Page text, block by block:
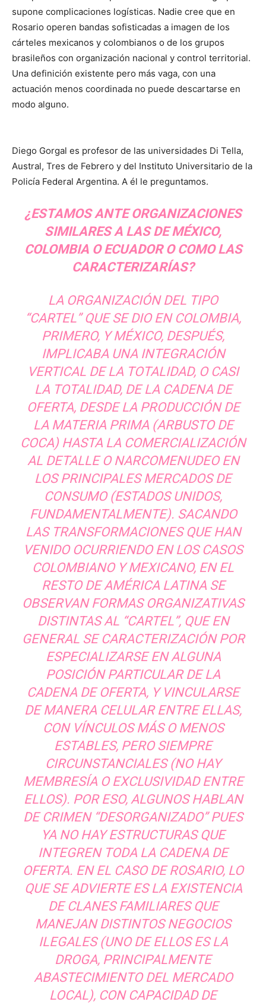
supone complicaciones logísticas. Nadie cree que en
Rosario operen bandas sofisticadas a imagen de los
cárteles mexicanos y colombianos o de los grupos
brasileños con organización nacional y control territorial.
Una definición existente pero más vaga, con una
actuación menos coordinada no puede descartarse en
modo alguno.
Diego Gorgal es profesor de las universidades Di Tella,
Austral, Tres de Febrero y del Instituto Universitario de la
Policía Federal Argentina. A él le preguntamos.
¿ESTAMOS ANTE ORGANIZACIONES
SIMILARES A LAS DE MÉXICO,
COLOMBIA O ECUADOR O COMO LAS
CARACTERIZARÍAS?
LA ORGANIZACIÓN DEL TIPO
“CARTEL” QUE SE DIO EN COLOMBIA,
PRIMERO, Y MÉXICO, DESPUÉS,
IMPLICABA UNA INTEGRACIÓN
VERTICAL DE LA TOTALIDAD, O CASI
LA TOTALIDAD, DE LA CADENA DE
OFERTA, DESDE LA PRODUCCIÓN DE
LA MATERIA PRIMA (ARBUSTO DE
COCA) HASTA LA COMERCIALIZACIÓN
AL DETALLE O NARCOMENUDEO EN
LOS PRINCIPALES MERCADOS DE
CONSUMO (ESTADOS UNIDOS,
FUNDAMENTALMENTE). SACANDO
LAS TRANSFORMACIONES QUE HAN
VENIDO OCURRIENDO EN LOS CASOS
COLOMBIANO Y MEXICANO, EN EL
RESTO DE AMÉRICA LATINA SE
OBSERVAN FORMAS ORGANIZATIVAS
DISTINTAS AL “CARTEL”, QUE EN
GENERAL SE CARACTERIZACIÓN POR
ESPECIALIZARSE EN ALGUNA
POSICIÓN PARTICULAR DE LA
CADENA DE OFERTA, Y VINCULARSE
DE MANERA CELULAR ENTRE ELLAS,
CON VÍNCULOS MÁS O MENOS
ESTABLES, PERO SIEMPRE
CIRCUNSTANCIALES (NO HAY
MEMBRESÍA O EXCLUSIVIDAD ENTRE
ELLOS). POR ESO, ALGUNOS HABLAN
DE CRIMEN “DESORGANIZADO” PUES
YA NO HAY ESTRUCTURAS QUE
INTEGREN TODA LA CADENA DE
OFERTA. EN EL CASO DE ROSARIO, LO
QUE SE ADVIERTE ES LA EXISTENCIA
DE CLANES FAMILIARES QUE
MANEJAN DISTINTOS NEGOCIOS
ILEGALES (UNO DE ELLOS ES LA
DROGA, PRINCIPALMENTE
ABASTECIMIENTO DEL MERCADO
LOCAL), CON CAPACIDAD DE